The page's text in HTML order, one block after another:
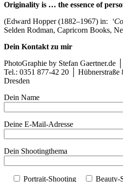
Berlin,
2016
10)
SG
#4400
Frau
Maida
liebt
das
Leben
(Savoy
Berlin,
2016
10)
SG
#4375
Frau
Maida
liebt
Originality is … the essence of
(Edward Hopper (1882–1967) in:
Selden Rodman, Capricorn Books,
Dein Kontakt zu mir
PhotoGraphie by Stefan Gaertner.de
Tel.: 0351 877-42 20 │
Dresden
Dein Name
Deine E-Mail-Adresse
Dein Shootingthema
Portrait-Shooting Beauty-